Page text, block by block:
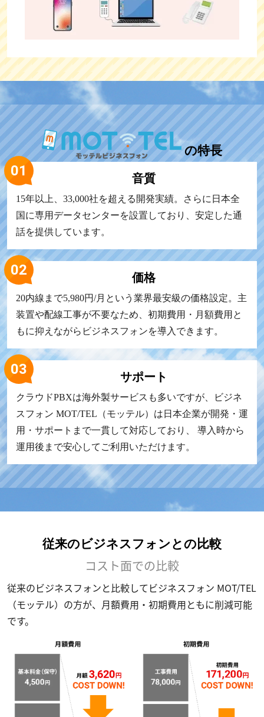
の特長
音質
15年以上、33,000社を超える開発実績。さらに日本全
国に専用データセンターを設置しており、安定した通
話を提供しています。
価格
20内線まで5,980円/月という業界最安級の価格設定。主
装置や配線工事が不要なため、初期費用・月額費用と
もに抑えながらビジネスフォンを導入できます。
サポート
クラウドPBXは海外製サービスも多いですが、ビジネ
スフォン MOT/TEL（モッテル）は日本企業が開発・運
用・サポートまで一貫して対応しており、 導入時から
運用後まで安心してご利用いただけます。
従来のビジネスフォンとの比較
コスト面での比較
従来のビジネスフォンと比較してビジネスフォン MOT/TEL
（モッテル）の方が、月額費用・初期費用ともに削減可能
です。